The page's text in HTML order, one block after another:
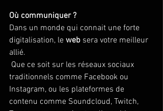
Où communiquer ?
Dans un monde qui connait une forte
digitalisation, le web sera votre meilleur
allié.
traditionnels comme Facebook ou
Instagram, ou les plateformes de
contenu comme Soundcloud, Twitch,